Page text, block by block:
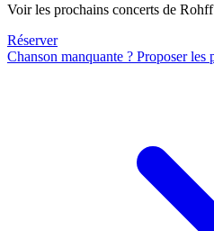
Voir les prochains concerts de Rohff
Réserver
Chanson manquante ? Proposer les